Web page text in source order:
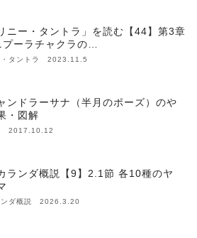
ニー・タントラ」を読む【44】第3章
ーラチャクラの…
・タントラ 2023.11.5
ンドラーサナ（半月のポーズ）のや
・図解
2017.10.12
ランダ概説【9】2.1節 各10種のヤ
ンダ概説 2026.3.20